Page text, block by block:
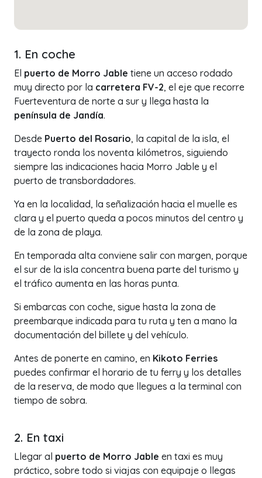
1. En coche
El puerto de Morro Jable tiene un acceso rodado
muy directo por la carretera FV-2, el eje que recorre
Fuerteventura de norte a sur y llega hasta la
península de Jandía.
Desde Puerto del Rosario, la capital de la isla, el
trayecto ronda los noventa kilómetros, siguiendo
siempre las indicaciones hacia Morro Jable y el
puerto de transbordadores.
Ya en la localidad, la señalización hacia el muelle es
clara y el puerto queda a pocos minutos del centro y
de la zona de playa.
En temporada alta conviene salir con margen, porque
el sur de la isla concentra buena parte del turismo y
el tráfico aumenta en las horas punta.
Si embarcas con coche, sigue hasta la zona de
preembarque indicada para tu ruta y ten a mano la
documentación del billete y del vehículo.
Antes de ponerte en camino, en Kikoto Ferries
puedes confirmar el horario de tu ferry y los detalles
de la reserva, de modo que llegues a la terminal con
tiempo de sobra.
2. En taxi
Llegar al puerto de Morro Jable en taxi es muy
práctico, sobre todo si viajas con equipaje o llegas